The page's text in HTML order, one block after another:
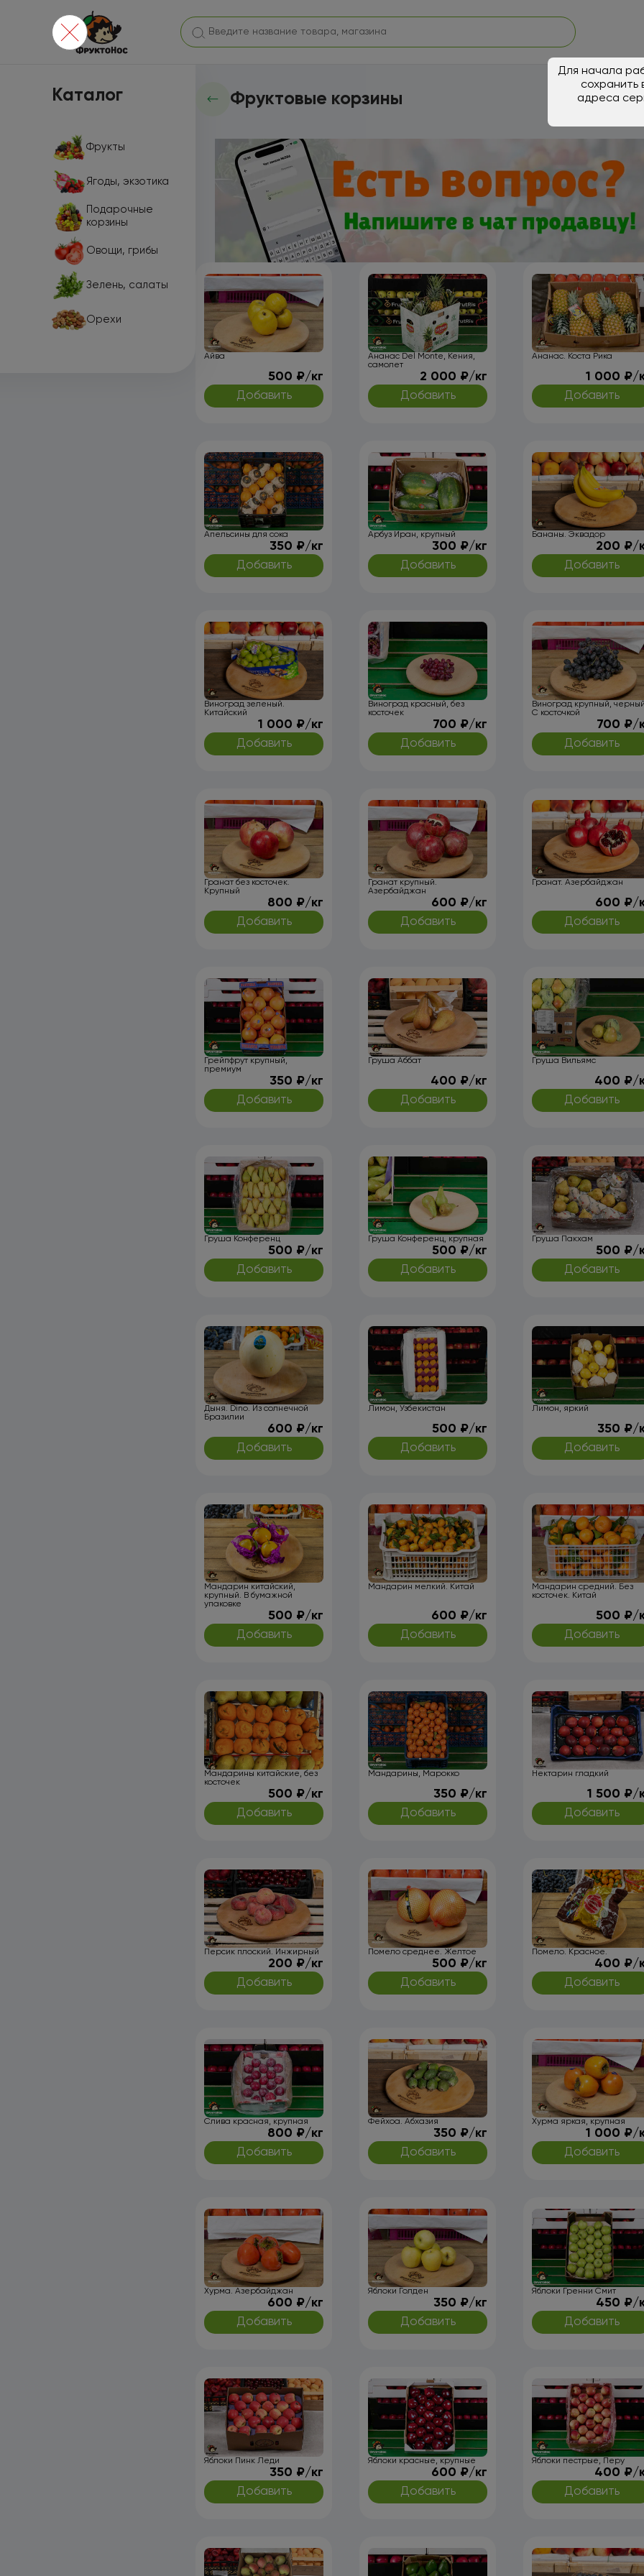
Для начала
сохранить
адреса
Каталог
Фрукты
Ягоды, экзотика
Подарочные
корзины
Овощи, грибы
Зелень, салаты
Орехи
Фруктовые корзины
Айва
500 ₽/кг
Добавить
Ананас Del Monte, Кения,
самолет
2 000 ₽/кг
Добавить
Ананас. Коста Рика
1 000 ₽/
Добавить
Апельсины для сока
350 ₽/кг
Добавить
Арбуз Иран, крупный
300 ₽/кг
Добавить
Бананы. Эквадор
200 ₽/
Добавить
Виноград зеленый.
Китайский
1 000 ₽/кг
Добавить
Виноград красный, без
косточек
700 ₽/кг
Добавить
Виноград крупный,
С косточкой
700 ₽/
Добавить
Гранат без косточек.
Крупный
800 ₽/кг
Добавить
Гранат крупный.
Азербайджан
600 ₽/кг
Добавить
Гранат. Азербайджан
600 ₽/
Добавить
Грейпфрут крупный,
премиум
350 ₽/кг
Добавить
Груша Аббат
400 ₽/кг
Добавить
Груша Вильямс
400 ₽/
Добавить
Груша Конференц
500 ₽/кг
Добавить
Груша Конференц, крупная
500 ₽/кг
Добавить
Груша Пакхам
500 ₽/
Добавить
Дыня. Dino. Из солнечной
Бразилии
600 ₽/кг
Добавить
Лимон, Узбекистан
500 ₽/кг
Добавить
Лимон, яркий
350 ₽/
Добавить
Мандарин китайский,
крупный. В бумажной
упаковке
500 ₽/кг
Добавить
Мандарин мелкий. Китай
600 ₽/кг
Добавить
Мандарин средний. Без
косточек. Китай
500 ₽/
Добавить
Мандарины китайские, без
косточек
500 ₽/кг
Добавить
Мандарины, Марокко
350 ₽/кг
Добавить
Нектарин гладкий
1 500 ₽/
Добавить
Персик плоский. Инжирный
200 ₽/кг
Добавить
Помело среднее. Желтое
500 ₽/кг
Добавить
Помело. Красное.
400 ₽/
Добавить
Слива красная, крупная
800 ₽/кг
Добавить
Фейхоа. Абхазия
350 ₽/кг
Добавить
Хурма яркая, крупная
1 000 ₽/
Добавить
Хурма. Азербайджан
600 ₽/кг
Добавить
Яблоки Голден
350 ₽/кг
Добавить
Яблоки Гренни Смит
450 ₽/
Добавить
Яблоки Пинк Леди
350 ₽/кг
Добавить
Яблоки красные, крупные
600 ₽/кг
Добавить
Яблоки пестрые, Перу
400 ₽/
Добавить